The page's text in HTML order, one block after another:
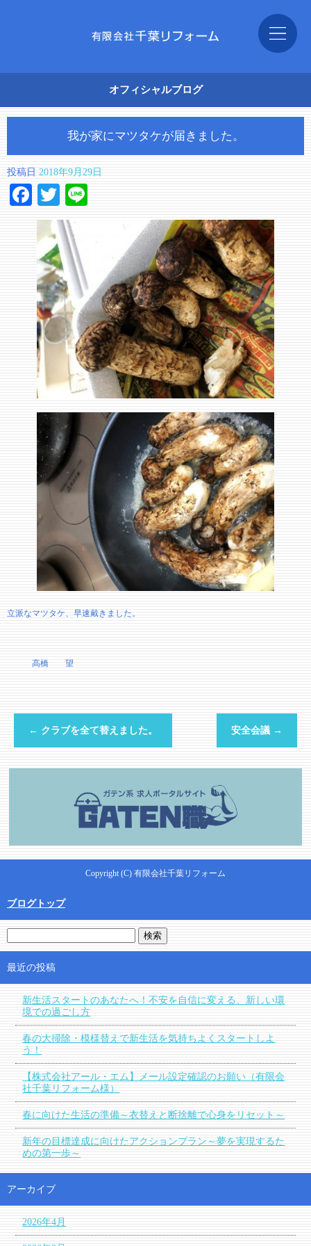
オフィシャルブログ
我が家にマツタケが届きました。
投稿日 2018年9月29日
Facebook
Twitter
立派なマツタケ、早速戴きました。
高橋 望
← クラブを全て替えました。 安全会議 →
Copyright (C) 有限会社千葉リフォーム
ブログトップ
最近の投稿
新生活スタートのあなたへ！不安を自信に変える、新しい環
境での過ごし方
春の大掃除・模様替えで新生活を気持ちよくスタートしよ
う！
【株式会社アール・エム】メール設定確認のお願い（有限会
社千葉リフォーム様）
春に向けた生活の準備～衣替えと断捨離で心身をリセット～
新年の目標達成に向けたアクションプラン～夢を実現するた
めの第一歩～
アーカイブ
2026年4月